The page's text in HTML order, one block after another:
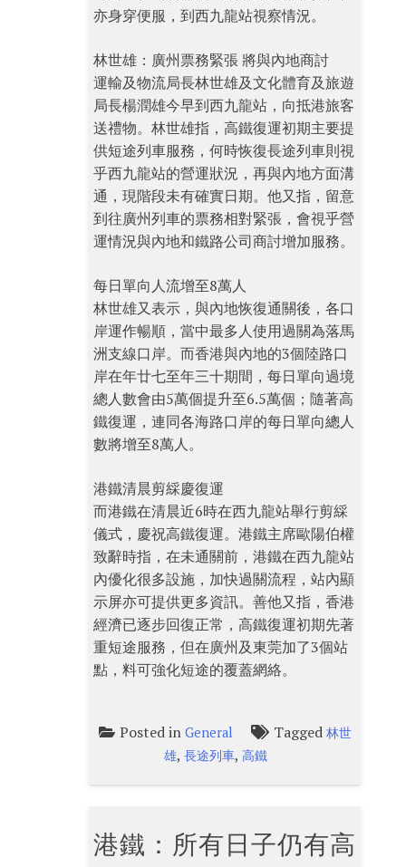
亦身穿便服，到西九龍站視察情況。
林世雄：廣州票務緊張 將與內地商討
運輸及物流局長林世雄及文化體育及旅遊
局長楊潤雄今早到西九龍站，向抵港旅客
送禮物。林世雄指，高鐵復運初期主要提
供短途列車服務，何時恢復長途列車則視
乎西九龍站的營運狀況，再與內地方面溝
通，現階段未有確實日期。他又指，留意
到往廣州列車的票務相對緊張，會視乎營
運情況與內地和鐵路公司商討增加服務。
每日單向人流增至8萬人
林世雄又表示，與內地恢復通關後，各口
岸運作暢順，當中最多人使用過關為落馬
洲支線口岸。而香港與內地的3個陸路口
岸在年廿七至年三十期間，每日單向過境
總人數會由5萬個提升至6.5萬個；隨著高
鐵復運，連同各海路口岸的每日單向總人
數將增至8萬人。
港鐵清晨剪綵慶復運
而港鐵在清晨近6時在西九龍站舉行剪綵
儀式，慶祝高鐵復運。港鐵主席歐陽伯權
致辭時指，在未通關前，港鐵在西九龍站
內優化很多設施，加快過關流程，站內顯
示屏亦可提供更多資訊。善他又指，香港
經濟已逐步回復正常，高鐵復運初期先著
重短途服務，但在廣州及東莞加了3個站
點，料可強化短途的覆蓋網絡。
Posted in General Tagged 林世
雄,長途列車,高鐵
港鐵：所有日子仍有高